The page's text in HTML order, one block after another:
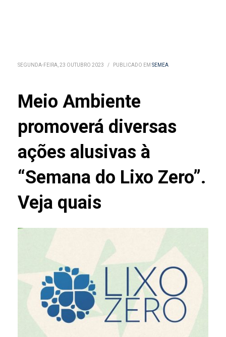
SEGUNDA-FEIRA, 23 OUTUBRO 2023 / PUBLICADO EM SEMEA
Meio Ambiente
promoverá diversas
ações alusivas à
“Semana do Lixo Zero”.
Veja quais